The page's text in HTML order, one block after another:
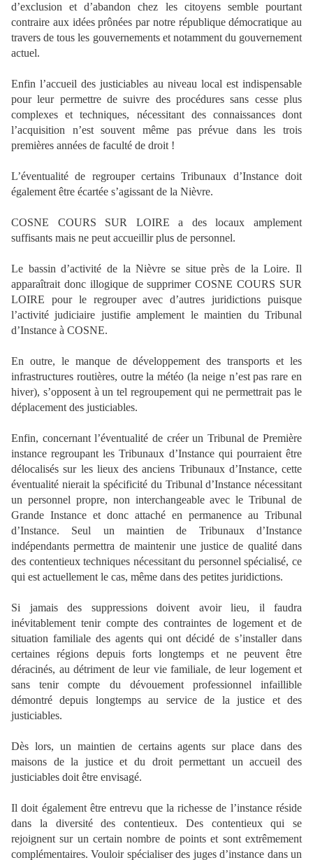
d’exclusion et d’abandon chez les citoyens semble pourtant
contraire aux idées prônées par notre république démocratique au
travers de tous les gouvernements et notamment du gouvernement
actuel.
Enfin l’accueil des justiciables au niveau local est indispensable
pour leur permettre de suivre des procédures sans cesse plus
complexes et techniques, nécessitant des connaissances dont
l’acquisition n’est souvent même pas prévue dans les trois
premières années de faculté de droit !
L’éventualité de regrouper certains Tribunaux d’Instance doit
également être écartée s’agissant de la Nièvre.
COSNE COURS SUR LOIRE a des locaux amplement
suffisants mais ne peut accueillir plus de personnel.
Le bassin d’activité de la Nièvre se situe près de la Loire. Il
apparaîtrait donc illogique de supprimer COSNE COURS SUR
LOIRE pour le regrouper avec d’autres juridictions puisque
l’activité judiciaire justifie amplement le maintien du Tribunal
d’Instance à COSNE.
En outre, le manque de développement des transports et les
infrastructures routières, outre la météo (la neige n’est pas rare en
hiver), s’opposent à un tel regroupement qui ne permettrait pas le
déplacement des justiciables.
Enfin, concernant l’éventualité de créer un Tribunal de Première
instance regroupant les Tribunaux d’Instance qui pourraient être
délocalisés sur les lieux des anciens Tribunaux d’Instance, cette
éventualité nierait la spécificité du Tribunal d’Instance nécessitant
un personnel propre, non interchangeable avec le Tribunal de
Grande Instance et donc attaché en permanence au Tribunal
d’Instance. Seul un maintien de Tribunaux d’Instance
indépendants permettra de maintenir une justice de qualité dans
des contentieux techniques nécessitant du personnel spécialisé, ce
qui est actuellement le cas, même dans des petites juridictions.
Si jamais des suppressions doivent avoir lieu, il faudra
inévitablement tenir compte des contraintes de logement et de
situation familiale des agents qui ont décidé de s’installer dans
certaines régions depuis forts longtemps et ne peuvent être
déracinés, au détriment de leur vie familiale, de leur logement et
sans tenir compte du dévouement professionnel infaillible
démontré depuis longtemps au service de la justice et des
justiciables.
Dès lors, un maintien de certains agents sur place dans des
maisons de la justice et du droit permettant un accueil des
justiciables doit être envisagé.
Il doit également être entrevu que la richesse de l’instance réside
dans la diversité des contentieux. Des contentieux qui se
rejoignent sur un certain nombre de points et sont extrêmement
complémentaires. Vouloir spécialiser des juges d’instance dans un